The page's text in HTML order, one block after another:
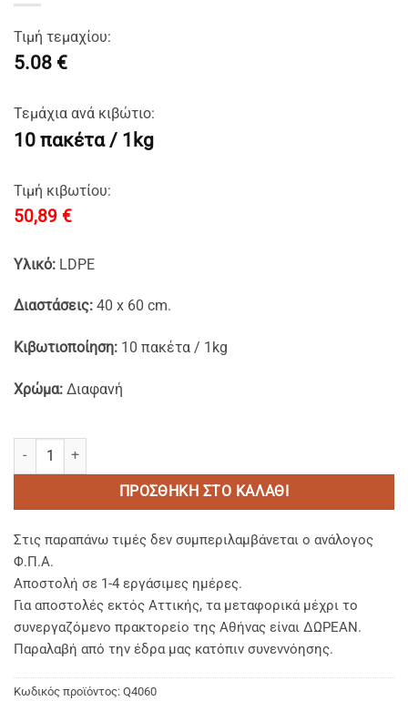
Τιμή τεμαχίου:
5.08 €
Τεμάχια ανά κιβώτιο:
10 πακέτα / 1kg
Τιμή κιβωτίου:
50,89 €
Υλικό: LDPE
Διαστάσεις: 40 x 60 cm.
Κιβωτιοποίηση: 10 πακέτα / 1kg
Χρώμα: Διαφανή
LDPE Τσάντες Ζαχαροπλαστικής Διάφανες 40x60 cm. ποσότητα
ΠΡΟΣΘΉΚΗ ΣΤΟ ΚΑΛΆΘΙ
Στις παραπάνω τιμές δεν συμπεριλαμβάνεται ο ανάλογος
Φ.Π.Α.
Αποστολή σε 1-4 εργάσιμες ημέρες.
Για αποστολές εκτός Αττικής, τα μεταφορικά μέχρι το
συνεργαζόμενο πρακτορείο της Αθήνας είναι ΔΩΡΕΑΝ.
Παραλαβή από την έδρα μας κατόπιν συνεννόησης.
Κωδικός προϊόντος: Q4060